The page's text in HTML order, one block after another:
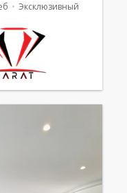
Эксклюзивный